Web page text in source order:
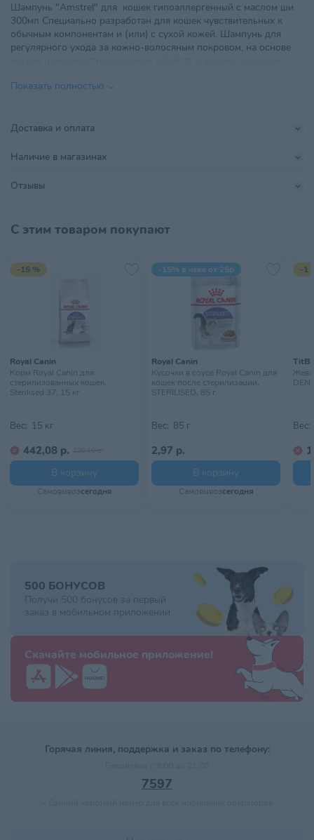
Объем 300 мл
Поставщик Гербик
Тип питомца
Условия хранения
Шампунь "Amstrel" для кошек гипоаллергенный с маслом ши
300мл Специально разработан для кошек чувствительных к
обычным компонентам и (или) с сухой кожей. Шампунь для
регулярного ухода за кожно-волосяным покровом, на основе
увлажняет сухую кожу, придаёт блеск и улучшает качество
обезжиривающего действия на кожу. Подходит для котят.
наблюдается. Противопоказаний не установлено.
Показать полностью
Доставка и оплата
Наличие в магазинах
Отзывы
С этим товаром покупают
-15 %
Royal Canin
Корм Royal Canin для
стерилизованных кошек,
Sterilised 37, 15 кг
Вес: 15 кг
442,08 р. 520,10 р.
В корзину
Самовывозсегодня
-15% в чеке от 25р
Royal Canin
Кусочки в соусе Royal Canin для
кошек после стерилизации,
STERILISED, 85 г
Вес: 85 г
2,97 р.
В корзину
Самовывозсегодня
-1
Вес:
500 БОНУСОВ
Получи 500 бонусов за первый
заказ в мобильном приложении
Скачайте мобильное приложение!
Горячая линия, поддержка и заказ по телефону:
7597